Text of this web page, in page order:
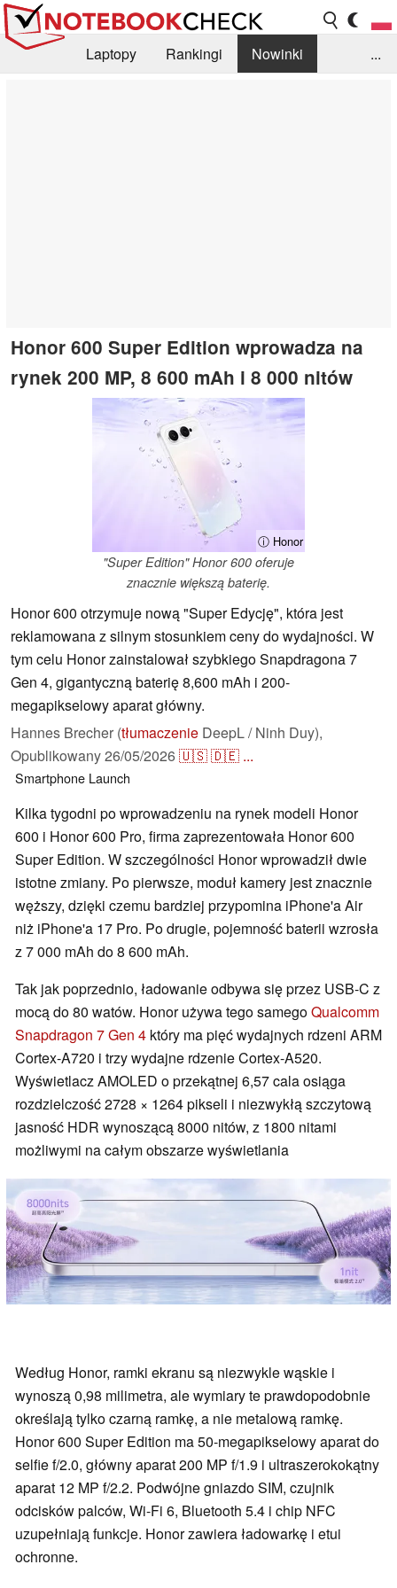
Laptopy Rankingi
Nowinki
...
Honor 600 Super Edition wprowadza na
rynek 200 MP, 8 600 mAh i 8 000 nitów
ⓘ Honor
"Super Edition" Honor 600 oferuje
znacznie większą baterię.
Honor 600 otrzymuje nową "Super Edycję", która jest
reklamowana z silnym stosunkiem ceny do wydajności. W
tym celu Honor zainstalował szybkiego Snapdragona 7
Gen 4, gigantyczną baterię 8,600 mAh i 200-
megapikselowy aparat główny.
Hannes Brecher (tłumaczenie DeepL / Ninh Duy),
Opublikowany26/05/2026🇺🇸🇩🇪 ...
Smartphone Launch
Kilka tygodni po wprowadzeniu na rynek modeli Honor
600 i Honor 600 Pro, firma zaprezentowała Honor 600
Super Edition. W szczególności Honor wprowadził dwie
istotne zmiany. Po pierwsze, moduł kamery jest znacznie
węższy, dzięki czemu bardziej przypomina iPhone'a Air
niż iPhone'a 17 Pro. Po drugie, pojemność baterii wzrosła
z 7 000 mAh do 8 600 mAh.
Tak jak poprzednio, ładowanie odbywa się przez USB-C z
mocą do 80 watów. Honor używa tego samegoQualcomm
Snapdragon 7 Gen 4 który ma pięć wydajnych rdzeni ARM
Cortex-A720 i trzy wydajne rdzenie Cortex-A520.
Wyświetlacz AMOLED o przekątnej 6,57 cala osiąga
rozdzielczość 2728 × 1264 pikseli i niezwykłą szczytową
jasność HDR wynoszącą 8000 nitów, z 1800 nitami
możliwymi na całym obszarze wyświetlania
Według Honor, ramki ekranu są niezwykle wąskie i
wynoszą 0,98 milimetra, ale wymiary te prawdopodobnie
określają tylko czarną ramkę, a nie metalową ramkę.
Honor 600 Super Edition ma 50-megapikselowy aparat do
selfie f/2.0, główny aparat 200 MP f/1.9 i ultraszerokokątny
aparat 12 MP f/2.2. Podwójne gniazdo SIM, czujnik
odcisków palców, Wi-Fi 6, Bluetooth 5.4 i chip NFC
uzupełniają funkcje. Honor zawiera ładowarkę i etui
ochronne.